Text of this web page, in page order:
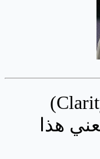
قانون الوضوح (Clarity Act)
يعني هذا